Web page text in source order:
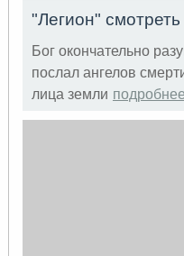
"Легион"
Бог окончательно
послал ангелов
лица земли подробнее